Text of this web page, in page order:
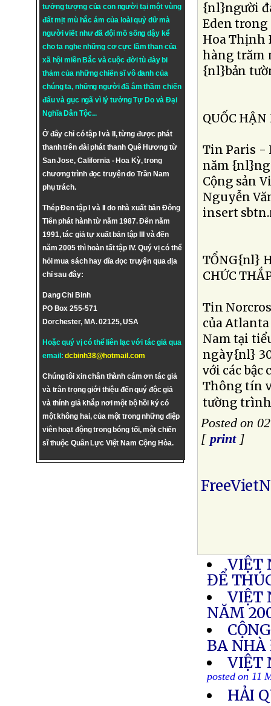
tưởng tượng của con người tại một vùng
đất mịt mù hắc ám của loài quỷ dữ mà
người viết như đã đội mồ sống dậy kể
cho ta nghe những cơ cực lầm than của
xã hội miền Bắc và cuộc đời tù đày bi
thảm của những chiến sĩ vô danh của
chúng ta, những người đã âm thầm chiến
đấu và gục ngã vì lý tưởngTự DovàĐại
Nghĩa Dân Tộc...
Ở đây chỉ có tập I và II, từng được phát
thanh trên đài phát thanh Quê Hương từ
San Jose, California - Hoa Kỳ, trong
chương trình đọc truyện do Trần Nam
phụ trách.
Thép Đen tập I và II do nhà xuất bản Đông
Tiến phát hành từ năm 1987. Đến năm
1991, tác giả tự xuất bản tập III và đến
năm 2005 thì hoàn tất tập IV. Quý vị có thể
hỏi mua sách hay dĩa đọc truyện qua địa
chỉ sau đây:
Dang Chi Binh
PO Box 255-571
Dorchester, MA. 02125, USA
Hoặc quý vị có thể liên lạc với tác giả qua
email:dcbinh38@hotmail.com
Chúng tôi xin chân thành cám ơn tác giả
và trân trọng giới thiệu đến quý độc giả
và thính giả khắp nơi một bộ hồi ký có
một không hai, của một trong những điệp
viên hoạt động trong bóng tối, một chiến
sĩ thuộc Quân Lực Việt Nam Cộng Hòa.
{nl}người
Eden
Hoa Thịnh
hàng trăm
{nl}bản
QUỐC
Tin Paris -
năm
Cộng sản
Nguyễn
insert
TỔNG{nl}
CHỨC
Tin
của
Nam tại
ngày{nl}
với các
Thông tín
tường
Posted on
[ print]
VIỆT
ĐỂ
VIỆT
NĂM
BA
VIỆT
posted on 11
HẢI